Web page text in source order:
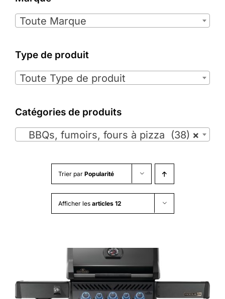
Trier par Popularité
Afficher les articles 12
Toute Marque
Type de produit
Toute Type de produit
Catégories de produits
×
BBQs, fumoirs, fours à pizza (38)